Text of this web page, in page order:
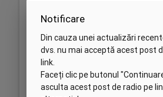
Notificare
Din cauza unei actualizări
dvs. nu mai acceptă acest post
link.
Faceți clic pe butonul
asculta acest post de radio pe